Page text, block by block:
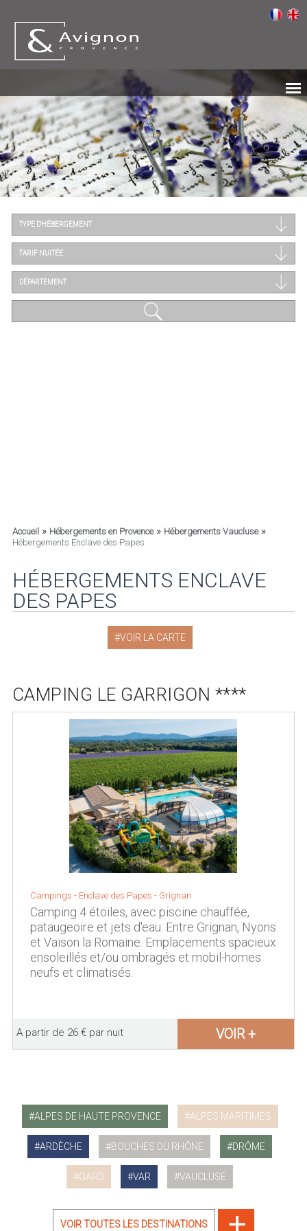
TYPE D'HÉBERGEMENT
TARIF NUITÉE
DÉPARTEMENT
Accueil» Hébergements en Provence» Hébergements Vaucluse»
Hébergements Enclave des Papes
HÉBERGEMENTS ENCLAVE
DES PAPES
VOIR LA CARTE
CAMPING LE GARRIGON ****
Campings - Enclave des Papes - Grignan
Camping 4 étoiles, avec piscine chauffée,
pataugeoire et jets d'eau. Entre Grignan, Nyons
et Vaison la Romaine. Emplacements spacieux
ensoleillés et/ou ombragés et mobil-homes
neufs et climatisés.
A partir de 26 € par nuit VOIR +
ALPES DE HAUTE PROVENCE ALPES MARITIMES
ARDÈCHE BOUCHES DU RHÔNE DRÔME
GARD VAR VAUCLUSE
VOIR TOUTES LES DESTINATIONS